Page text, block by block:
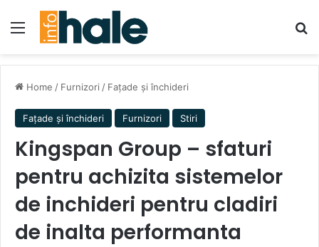
Menu
Home / Furnizori / Fațade și închideri
Fațade și închideri Furnizori Stiri
Kingspan Group – sfaturi
pentru achizita sistemelor
de inchideri pentru cladiri
de inalta performanta